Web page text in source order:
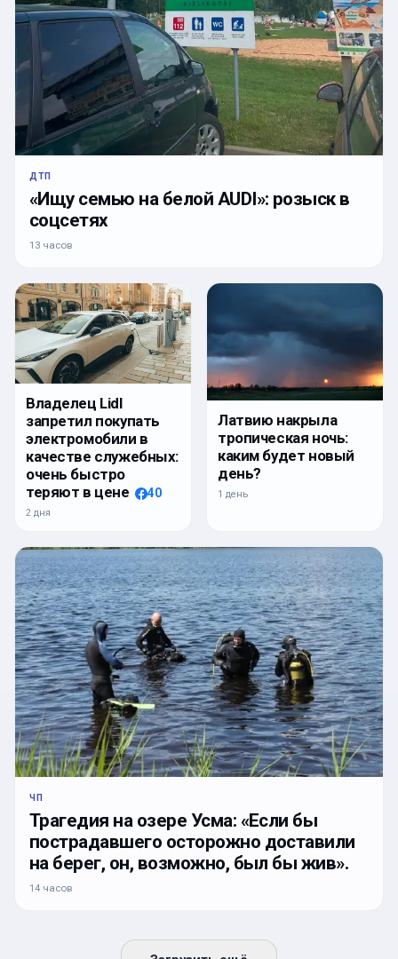
ДТП
«Ищу семью на белой AUDI»: розыск в
соцсетях
13 часов
Владелец Lidl
запретил покупать
электромобили в
качестве служебных:
очень быстро
теряют в цене
40
2 дня
Латвию накрыла
тропическая ночь:
каким будет новый
день?
1 день
ЧП
Трагедия на озере Усма: «Если бы
пострадавшего осторожно доставили
на берег, он, возможно, был бы жив».
14 часов